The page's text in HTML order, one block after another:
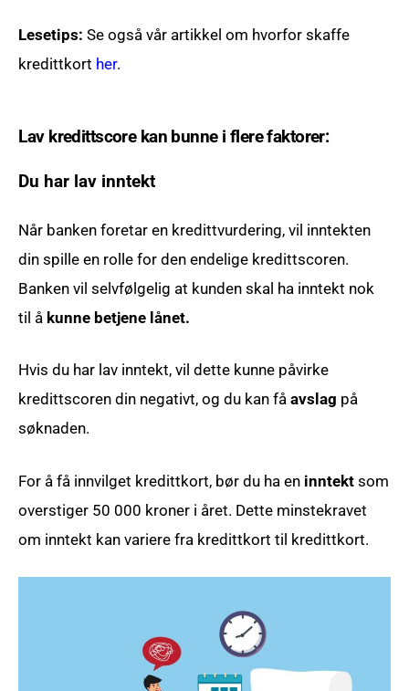
Lesetips: Se også vår artikkel om hvorfor skaffe
kredittkort her.
Lav kredittscore kan bunne i flere faktorer:
Du har lav inntekt
Når banken foretar en kredittvurdering, vil inntekten
din spille en rolle for den endelige kredittscoren.
Banken vil selvfølgelig at kunden skal ha inntekt nok
til å kunne betjene lånet.
Hvis du har lav inntekt, vil dette kunne påvirke
kredittscoren din negativt, og du kan fåavslag på
søknaden.
For å få innvilget kredittkort, bør du ha en inntekt som
overstiger 50 000 kroner i året. Dette minstekravet
om inntekt kan variere fra kredittkort til kredittkort.